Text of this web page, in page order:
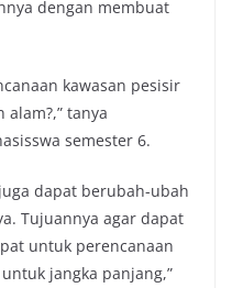
dengan membuat
kawasan pesisir
tanya
semester 6.
dapat berubah-ubah
Tujuannya agar dapat
untuk perencanaan
jangka panjang,”